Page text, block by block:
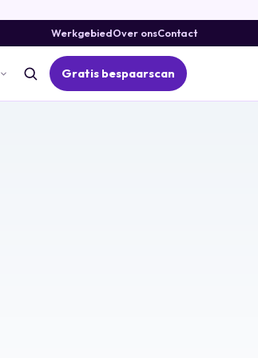
WerkgebiedOver onsContact
Gratis bespaarscan